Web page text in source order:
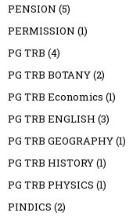
PENSION (5)
PERMISSION (1)
PG TRB (4)
PG TRB BOTANY(2)
PG TRB Economics (1)
PG TRB ENGLISH (3)
PG TRB GEOGRAPHY(1)
PG TRB HISTORY(1)
PG TRB PHYSICS (1)
PINDICS (2)